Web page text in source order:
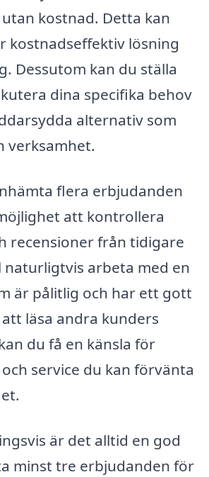
kostnad. Detta kan
kostnadseffektiv lösning
Dessutom kan du ställa
dina specifika behov
alternativ som
verksamhet.
flera erbjudanden
att kontrollera
recensioner från tidigare
naturligtvis arbeta med en
är pålitlig och har ett gott
läsa andra kunders
du få en känsla för
service du kan förvänta
är det alltid en god
minst tre erbjudanden för